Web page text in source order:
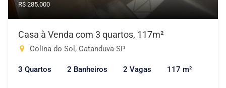
R$ 285.000
Casa à Venda com 3 quartos, 117m²
Colina do Sol, Catanduva-SP
3 Quartos 2 Banheiros 2 Vagas 117 m²